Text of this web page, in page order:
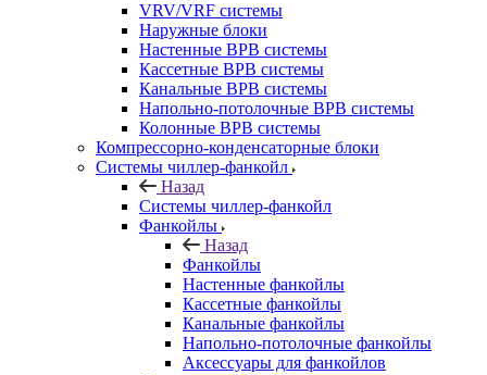
VRV/VRF системы
Наружные блоки
Настенные ВРВ системы
Кассетные ВРВ системы
Канальные ВРВ системы
Напольно-потолочные ВРВ системы
Колонные ВРВ системы
Компрессорно-конденсаторные блоки
Системы чиллер-фанкойл
Назад
Системы чиллер-фанкойл
Фанкойлы
Назад
Фанкойлы
Настенные фанкойлы
Кассетные фанкойлы
Канальные фанкойлы
Напольно-потолочные фанкойлы
Аксессуары для фанкойлов